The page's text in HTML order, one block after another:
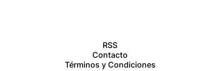
RSS
Contacto
Términos y Condiciones